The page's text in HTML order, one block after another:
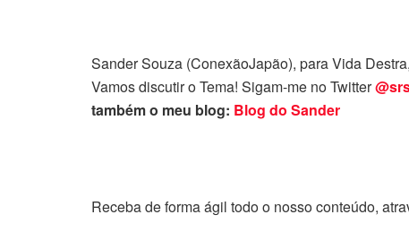
Sander Souza (ConexãoJapão), para Vida
Vamos discutir o Tema! Sigam-me no Twitter
também o meu blog: Blog do Sander
Receba de forma ágil todo o nosso conteúdo,